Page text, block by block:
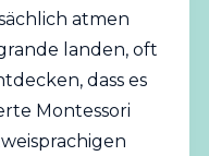
atmen
landen, oft
dass es
Montessori